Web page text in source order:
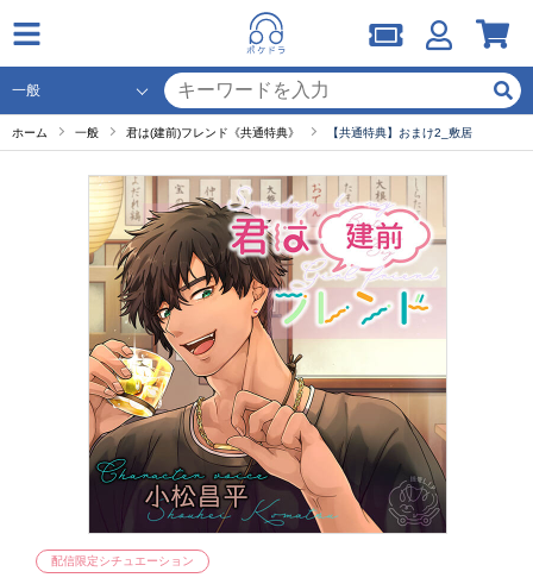
ホーム 一般 君は(建前)フレンド《共通特典》 【共通特典】おまけ2_敷居
配信限定シチュエーション